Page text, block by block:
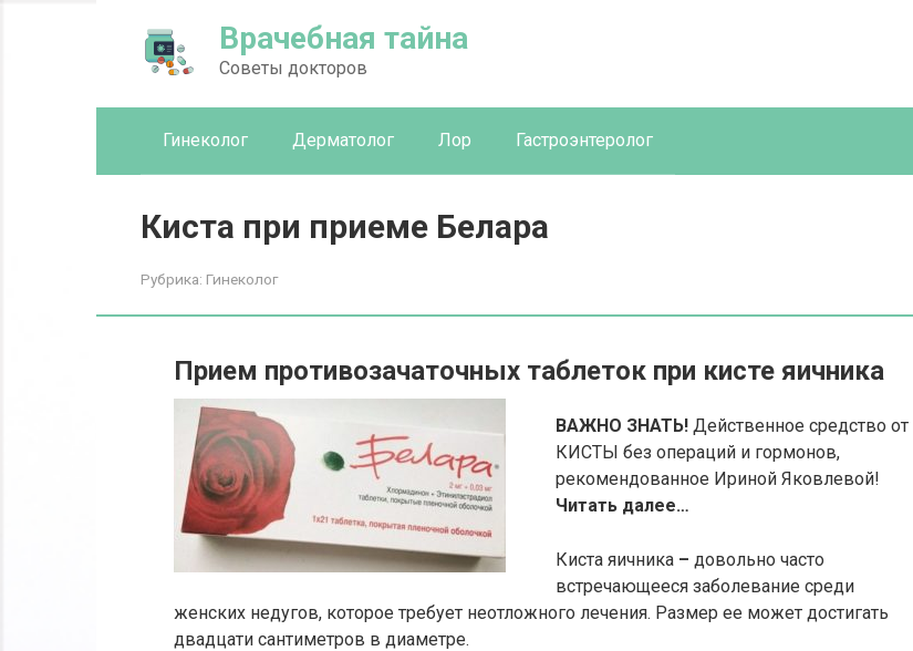
Врачебная тайна
Советы докторов
Гинеколог Дерматолог Лор Гастроэнтеролог
Киста при приеме Белара
Рубрика: Гинеколог
Прием противозачаточных таблеток при кисте яичника
ВАЖНО ЗНАТЬ! Действенное средство от
КИСТЫ без операций и гормонов,
рекомендованное Ириной Яковлевой!
Читать далее…
Киста яичника – довольно часто
встречающееся заболевание среди
женских недугов, которое требует неотложного лечения. Размер ее может достигать
двадцати сантиметров в диаметре.